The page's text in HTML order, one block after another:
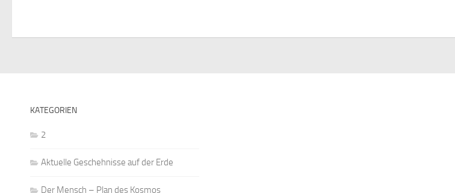
KATEGORIEN
2
Aktuelle Geschehnisse auf der Erde
Der Mensch – Plan des Kosmos